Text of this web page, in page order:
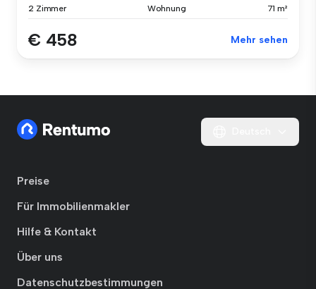
2 Zimmer Wohnung 71 m²
€ 458 Mehr sehen
Preise
Für Immobilienmakler
Hilfe & Kontakt
Über uns
Datenschutzbestimmungen